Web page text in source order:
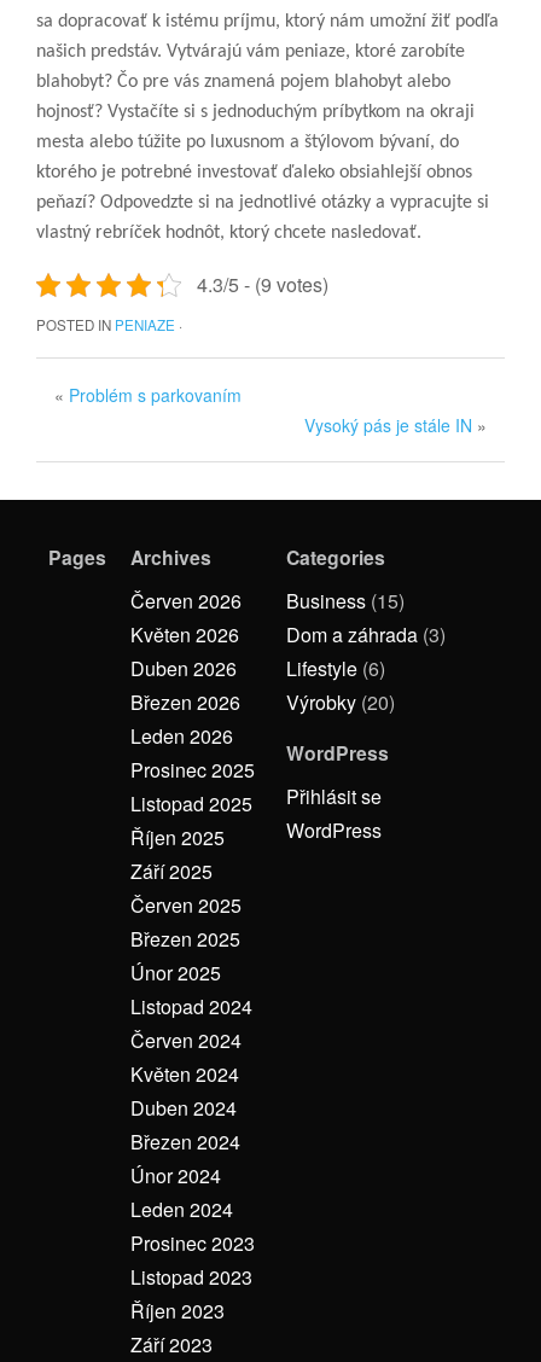
sa dopracovať k istému príjmu, ktorý nám umožní žiť podľa
našich predstáv. Vytvárajú vám peniaze, ktoré zarobíte
blahobyt? Čo pre vás znamená pojem blahobyt alebo
hojnosť? Vystačíte si s jednoduchým príbytkom na okraji
mesta alebo túžite po luxusnom a štýlovom bývaní, do
ktorého je potrebné investovať ďaleko obsiahlejší obnos
peňazí? Odpovedzte si na jednotlivé otázky a vypracujte si
vlastný rebríček hodnôt, ktorý chcete nasledovať.
4.3/5 - (9 votes)
POSTED IN PENIAZE ·
« Problém s parkovaním
Vysoký pás je stále IN »
Pages
Archives
Červen 2026
Květen 2026
Duben 2026
Březen 2026
Leden 2026
Prosinec 2025
Listopad 2025
Říjen 2025
Září 2025
Červen 2025
Březen 2025
Únor 2025
Listopad 2024
Červen 2024
Květen 2024
Duben 2024
Březen 2024
Únor 2024
Leden 2024
Prosinec 2023
Listopad 2023
Říjen 2023
Září 2023
Categories
Business (15)
Dom a záhrada (3)
Lifestyle (6)
Výrobky (20)
WordPress
Přihlásit se
WordPress